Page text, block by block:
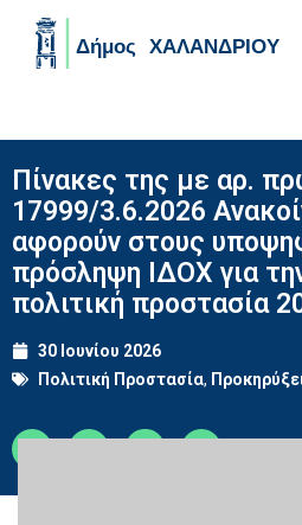
Πίνακες της με αρ.
17999/3.6.2026
αφορούν στους
πρόσληψη ΙΔΟΧ για
πολιτική προστασία
30 Ιουνίου 2026
Πολιτική Προστασία,